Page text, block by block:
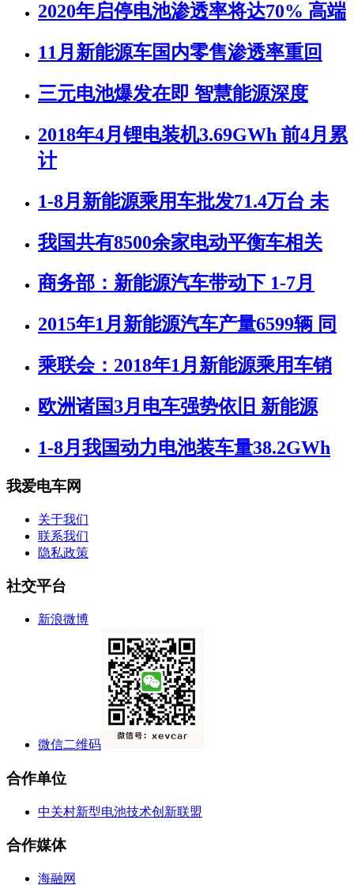
2020年启停电池渗透率将达70% 高端
11月新能源车国内零售渗透率重回
三元电池爆发在即 智慧能源深度
2018年4月锂电装机3.69GWh 前4月累
计
1-8月新能源乘用车批发71.4万台 未
我国共有8500余家电动平衡车相关
商务部：新能源汽车带动下 1-7月
2015年1月新能源汽车产量6599辆 同
乘联会：2018年1月新能源乘用车销
欧洲诸国3月电车强势依旧 新能源
1-8月我国动力电池装车量38.2GWh
我爱电车网
关于我们
联系我们
隐私政策
社交平台
新浪微博
微信二维码
合作单位
中关村新型电池技术创新联盟
合作媒体
海融网